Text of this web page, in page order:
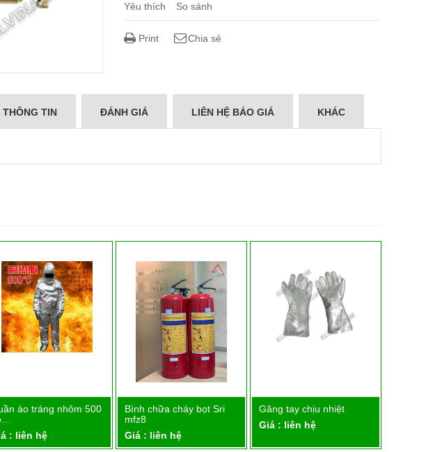
Yêu thích So sánh
Print Chia sẻ
THÔNG TIN ĐÁNH GIÁ LIÊN HỆ BÁO GIÁ KHÁC
Chi tiết
áo tráng nhôm 500
: liên hệ
Chi tiết
Bình chữa cháy bọt Sri
mfz8
Giá : liên hệ
Chi tiết
Găng tay chịu nhiệt
Giá : liên hệ